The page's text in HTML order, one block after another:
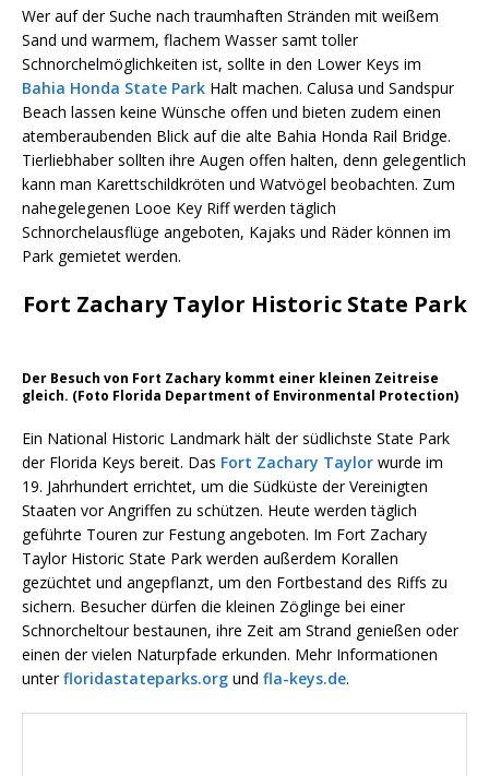
Wer auf der Suche nach traumhaften Stränden mit weißem
Sand und warmem, flachem Wasser samt toller
Schnorchelmöglichkeiten ist, sollte in den Lower Keys im
Bahia Honda State Park Halt machen. Calusa und Sandspur
Beach lassen keine Wünsche offen und bieten zudem einen
atemberaubenden Blick auf die alte Bahia Honda Rail Bridge.
Tierliebhaber sollten ihre Augen offen halten, denn gelegentlich
kann man Karettschildkröten und Watvögel beobachten. Zum
nahegelegenen Looe Key Riff werden täglich
Schnorchelausflüge angeboten, Kajaks und Räder können im
Park gemietet werden.
Fort Zachary Taylor Historic State Park
Der Besuch von Fort Zachary kommt einer kleinen Zeitreise
gleich. (Foto Florida Department of Environmental Protection)
Ein National Historic Landmark hält der südlichste State Park
der Florida Keys bereit. Das Fort Zachary Taylor wurde im
19. Jahrhundert errichtet, um die Südküste der Vereinigten
Staaten vor Angriffen zu schützen. Heute werden täglich
geführte Touren zur Festung angeboten. Im Fort Zachary
Taylor Historic State Park werden außerdem Korallen
gezüchtet und angepflanzt, um den Fortbestand des Riffs zu
sichern. Besucher dürfen die kleinen Zöglinge bei einer
Schnorcheltour bestaunen, ihre Zeit am Strand genießen oder
einen der vielen Naturpfade erkunden. Mehr Informationen
unterfloridastateparks.org und fla-keys.de.